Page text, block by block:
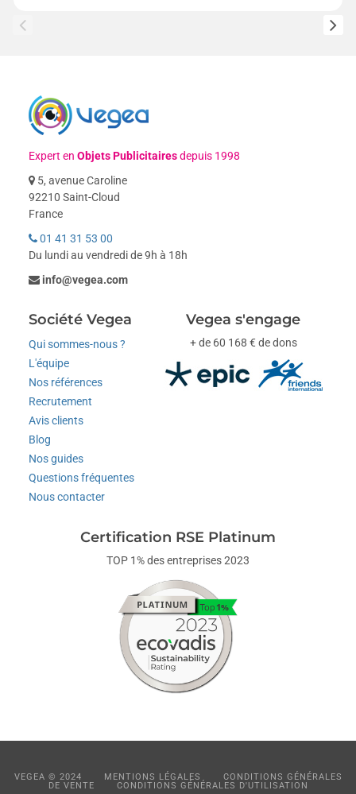
Expert enObjets Publicitairesdepuis 1998
5, avenue Caroline
92210 Saint-Cloud
France
01 41 31 53 00
Du lundi au vendredi de 9h à 18h
info@vegea.com
Société Vegea
Qui sommes-nous ?
L'équipe
Nos références
Recrutement
Avis clients
Blog
Nos guides
Questions fréquentes
Nous contacter
Vegea s'engage
+ de 60 168 € de dons
Certification RSE Platinum
TOP 1% des entreprises 2023
VEGEA © 2024 MENTIONS LÉGALES
CONDITIONS GÉNÉRALES
DE VENTE
CONDITIONS GÉNÉRALES D'UTILISATION